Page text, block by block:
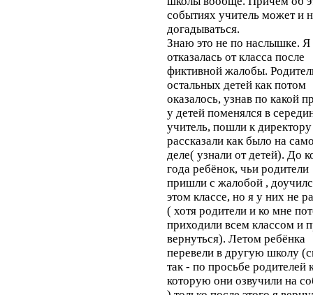
событиях учитель может и
догадываться.
Знаю это не по наслышке. Я
отказалась от класса после
фиктивной жалобы.
остальных детей как потом
оказалось, узнав по какой
у детей поменялся в
учитель, пошли к
рассказали как было на
деле( узнали от детей). До
года ребёнок, чьи родители
пришли с жалобой ,
этом классе, но я у них не
( хотя родители и ко мне
приходили всем классом и
вернуться). Летом ребёнка
перевели в другую школу
так - по просьбе родителей
которую они озвучили на